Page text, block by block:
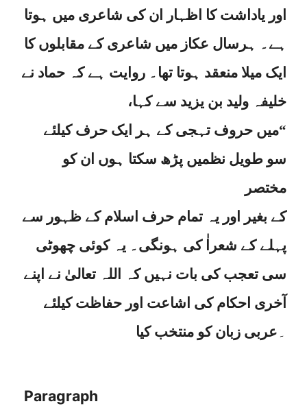
اور یاداشت کا اظہار ان کی شاعری میں ہوتا
ہے۔ ہرسال عکاز میں شاعری کے مقابلوں کا
ایک میلا منعقد ہوتا تھا۔ روایت ہے کہ حماد نے
خلیفہ ولید بن یزید سے کہا،
“میں حروف تہجی کے ہر ایک حرف کیلئے
سو طویل نظمیں پڑھ سکتا ہوں ان کو
مختصر
کے بغیر اور یہ تمام حرف اسلام کے ظہور سے
پہلے کے شعراٰ کی ہونگی۔ یہ کوئی چھوٹی
سی تعجب کی بات نہیں کہ اللہ تعالیٰ نے اپنے
آخری احکام کی اشاعت اور حفاظت کیلئے
عربی زبان کو منتخب کیا ۔
Paragraph